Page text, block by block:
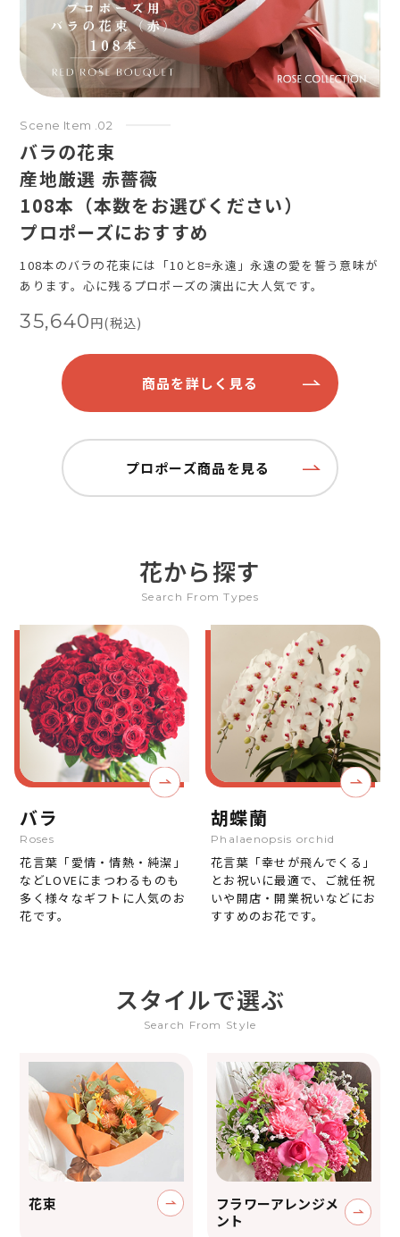
Scene Item .02
バラの花束
産地厳選 赤薔薇
108本（本数をお選びください）
プロポーズにおすすめ
108本のバラの花束には「10と8=永遠」永遠の愛を誓う意味が
あります。心に残るプロポーズの演出に大人気です。
35,640円(税込)
商品を詳しく見る
プロポーズ商品を見る
花から探す
Search From Types
バラ
Roses
花言葉「愛情・情熱・純潔」
などLOVEにまつわるものも
多く様々なギフトに人気のお
花です。
胡蝶蘭
Phalaenopsis orchid
花言葉「幸せが飛んでくる」
とお祝いに最適で、ご就任祝
いや開店・開業祝いなどにお
すすめのお花です。
スタイルで選ぶ
Search From Style
花束 フラワーアレンジメ
ント